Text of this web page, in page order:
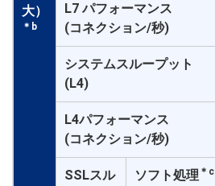
大）
＊b
L7 パフォーマンス
(コネクション/秒)
システムスループット
(L4)
L4パフォーマンス
(コネクション/秒)
SSLスル
ソフト処理 ＊c